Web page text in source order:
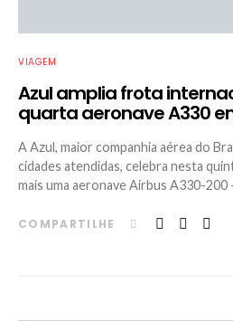
VIAGEM
Azul amplia frota
quarta aeronave A330
A Azul, maior companhia aérea do
cidades atendidas, celebra nesta
mais uma aeronave Airbus A330-
COMPARTILHE